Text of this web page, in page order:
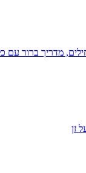
מדריך ברור עם
זן